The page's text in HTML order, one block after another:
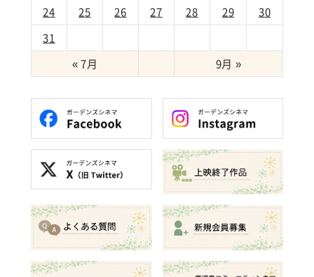
24
25 26 27 28 29
30
31
« 7月
9月 »